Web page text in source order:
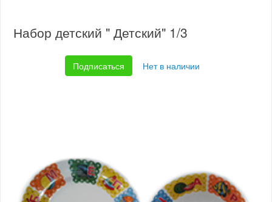
Набор детский " Детский" 1/3
Подписаться Нет в наличии